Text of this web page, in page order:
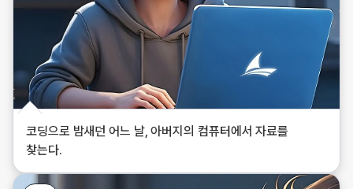
코딩으로 밤새던 어느 날, 아버지의 컴퓨터에서 자료를
찾는다.